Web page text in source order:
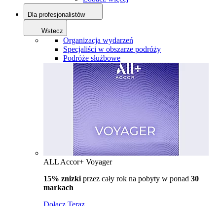
Dla profesjonalistów
Wstecz
Organizacja wydarzeń
Specjaliści w obszarze podróży
Podróże służbowe
ALL Accor+ Voyager
15% znizki przez cały rok na pobyty w ponad 30
markach
Dołącz Teraz